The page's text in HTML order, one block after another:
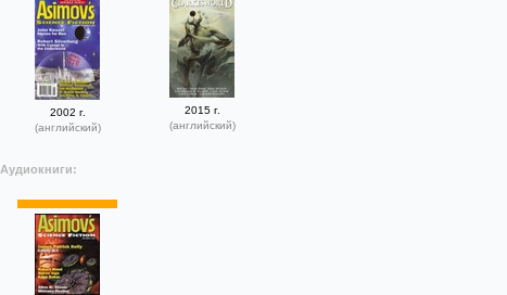
2002 г.
(английский)
2015 г.
(английский)
Аудиокниги: